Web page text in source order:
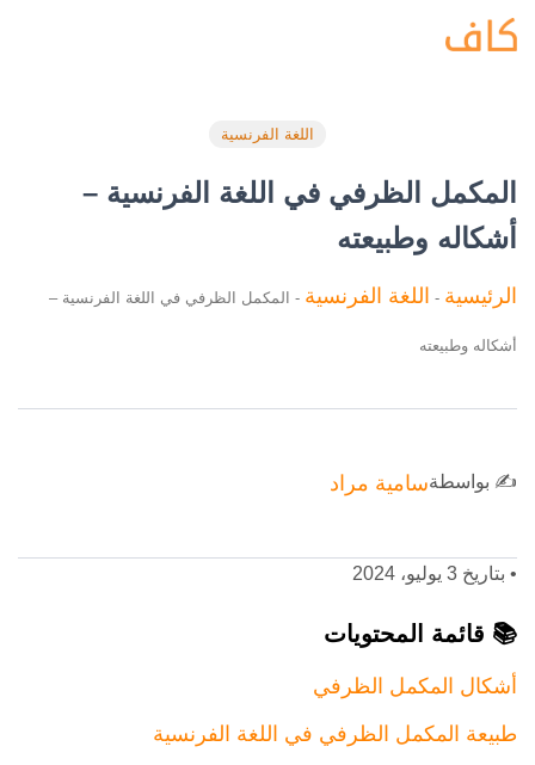
اللغة الفرنسية
المكمل الظرفي في اللغة الفرنسية –
أشكاله وطبيعته
الرئيسية - اللغة الفرنسية - المكمل الظرفي في اللغة الفرنسية –
أشكاله وطبيعته
✍️ بواسطةسامية مراد
• بتاريخ 3 يوليو، 2024
📚 قائمة المحتويات
أشكال المكمل الظرفي
طبيعة المكمل الظرفي في اللغة الفرنسية